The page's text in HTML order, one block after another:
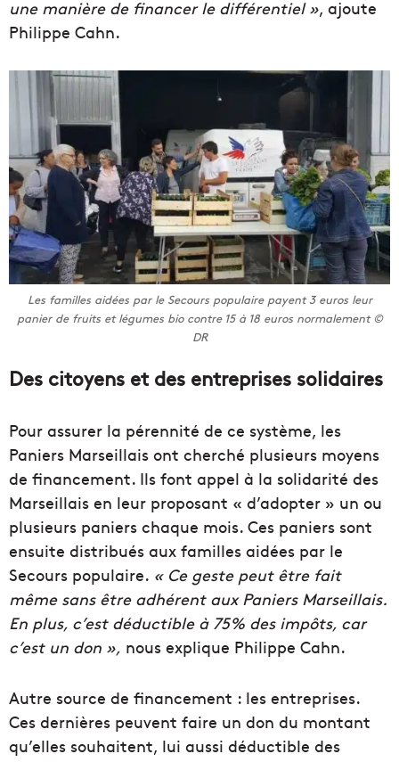
une manière de financer le différentiel », ajoute
Philippe Cahn.
Les familles aidées par le Secours populaire payent 3 euros leur
panier de fruits et légumes bio contre 15 à 18 euros normalement ©
DR
Des citoyens et des entreprises solidaires
Pour assurer la pérennité de ce système, les
Paniers Marseillais ont cherché plusieurs moyens
de financement. Ils font appel à la solidarité des
Marseillais en leur proposant « d’adopter » un ou
plusieurs paniers chaque mois. Ces paniers sont
ensuite distribués aux familles aidées par le
Secours populaire. « Ce geste peut être fait
même sans être adhérent aux Paniers Marseillais.
En plus, c’est déductible à 75% des impôts, car
c’est un don », nous explique Philippe Cahn.
Autre source de financement : les entreprises.
Ces dernières peuvent faire un don du montant
qu’elles souhaitent, lui aussi déductible des